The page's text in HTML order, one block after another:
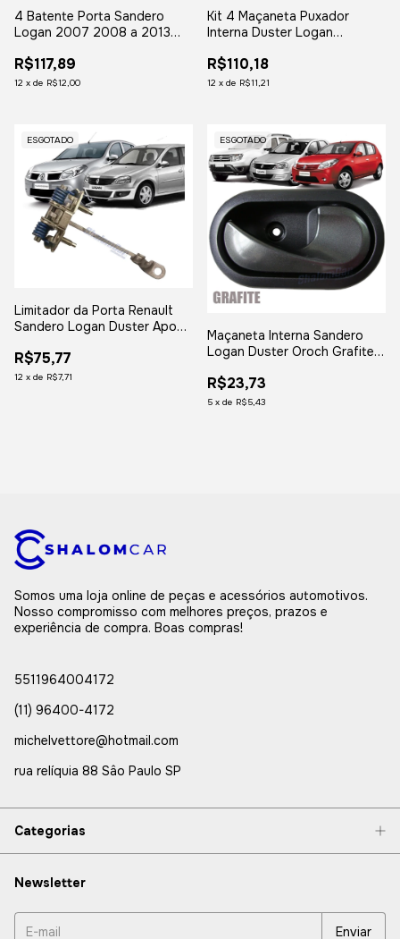
4 Batente Porta Sandero
Logan 2007 2008 a 2013
R$117,89
12 x de R$12,00
Kit 4 Maçaneta Puxador
Interna Duster Logan
R$110,18
12 x de R$11,21
ESGOTADO
Limitador da Porta Renault
Sandero Logan Duster Apos
R$75,77
12 x de R$7,71
ESGOTADO
Maçaneta Interna Sandero
Logan Duster Oroch Grafite -
R$23,73
5 x de R$5,43
Somos uma loja online de peças e acessórios automotivos.
Nosso compromisso com melhores preços, prazos e
experiência de compra. Boas compras!
5511964004172
(11) 96400-4172
michelvettore@hotmail.com
rua relíquia 88 Sâo Paulo SP
Categorias
Newsletter